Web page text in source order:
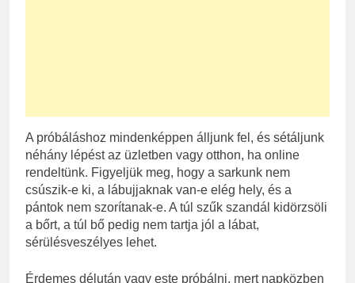
A próbáláshoz mindenképpen álljunk fel, és sétáljunk
néhány lépést az üzletben vagy otthon, ha online
rendeltünk. Figyeljük meg, hogy a sarkunk nem
csúszik-e ki, a lábujjaknak van-e elég hely, és a
pántok nem szorítanak-e. A túl szűk szandál kidörzsöli
a bőrt, a túl bő pedig nem tartja jól a lábat,
sérülésveszélyes lehet.
Érdemes délután vagy este próbálni, mert napközben